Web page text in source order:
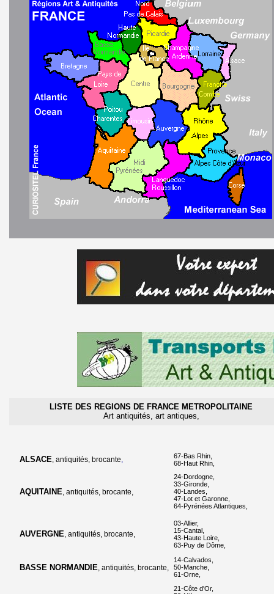
LISTE DES REGIONS DE FRANCE METROPOLITAINE
Art antiquités, art antiques,
ALSACE, antiquités, brocante,
67-Bas Rhin,
68-Haut Rhin,
AQUITAINE, antiquités, brocante,
24-Dordogne,
33-Gironde,
40-Landes,
47-Lot et Garonne,
64-Pyrénées Atlantiques,
AUVERGNE, antiquités, brocante,
03-Allier,
15-Cantal,
43-Haute Loire,
63-Puy de Dôme,
BASSE NORMANDIE, antiquités, brocante,
14-Calvados,
50-Manche,
61-Orne,
21-Côte d'Or,